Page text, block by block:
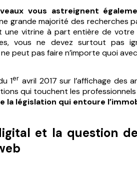
vous astreignent
grande majorité des recherches
vitrine à part entière de votre
vous ne devez surtout pas
peut pas faire n’importe quoi
1er avril 2017 sur l’affichage des
qui touchent les
la législation qui entoure
et la question